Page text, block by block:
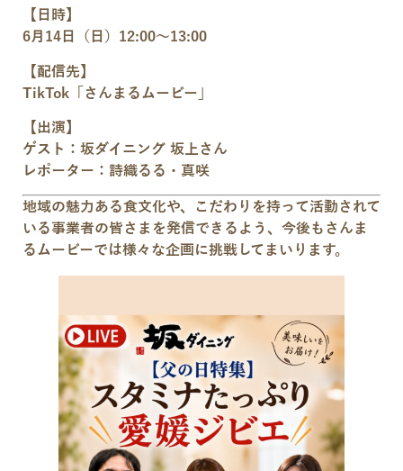
【日時】
6月14日（日）12:00〜13:00
【配信先】
TikTok「さんまるムービー」
【出演】
ゲスト：坂ダイニング 坂上さん
レポーター：詩織るる・真咲
地域の魅力ある食文化や、こだわりを持って活動されて
いる事業者の皆さまを発信できるよう、今後もさんま
るムービーでは様々な企画に挑戦してまいります。